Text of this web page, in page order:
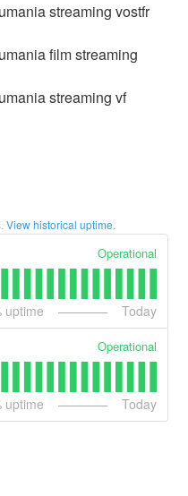
streaming vostfr
film streaming
streaming vf
View historical uptime.
Operational
uptime Today
Operational
uptime Today